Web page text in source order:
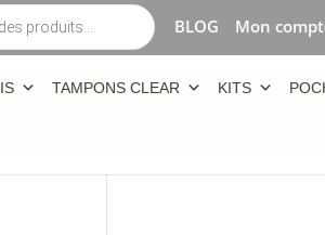
BLOG Mon
TAMPONS CLEAR KITS